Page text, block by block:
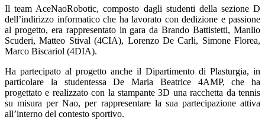
Il team AceNaoRobotic, composto dagli studenti della sezione D
dell’indirizzo informatico che ha lavorato con dedizione e passione
al progetto, era rappresentato in gara da Brando Battistetti, Manlio
Scuderi, Matteo Stival (4CIA), Lorenzo De Carli, Simone Florea,
Marco Biscariol (4DIA).
Ha partecipato al progetto anche il Dipartimento di Plasturgia, in
particolare la studentessa De Maria Beatrice 4AMP, che ha
progettato e realizzato con la stampante 3D una racchetta da tennis
su misura per Nao, per rappresentare la sua partecipazione attiva
all’interno del contesto sportivo.